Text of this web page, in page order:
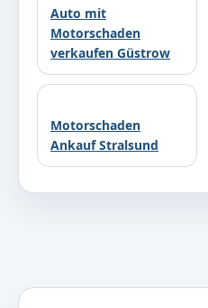
Auto mit
Motorschaden
verkaufen Güstrow
Motorschaden
Ankauf Stralsund